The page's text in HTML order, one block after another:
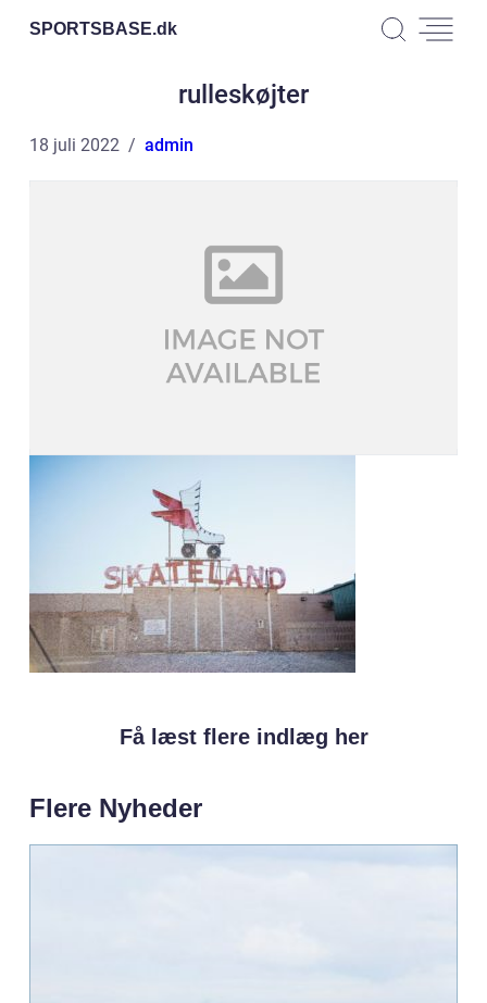
SPORTSBASE.dk
rulleskøjter
18 juli 2022 admin
Få læst flere indlæg her
Flere Nyheder